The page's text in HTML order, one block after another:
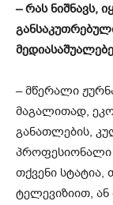
–რას ნიშნავს,
მედიასაშუალე
– მწერალი
მაგალითად,
განათლების,
პროფესიონალი
თქვენი სტატია,
ტელევიზიით, ან